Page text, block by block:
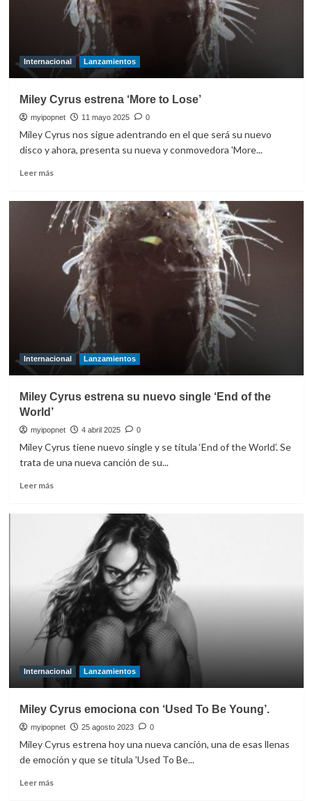
Beautiful’
Internacional Lanzamientos
Miley Cyrus estrena ‘More to Lose’
myipopnet 11 mayo 2025 0
Miley Cyrus nos sigue adentrando en el que será su nuevo
disco y ahora, presenta su nueva y conmovedora 'More...
Leer másLeer
Miley
Cyrus
estrena
‘More
Lose’
Internacional Lanzamientos
Miley Cyrus estrena su nuevo single ‘End of the
World’
myipopnet 4 abril 2025 0
Miley Cyrus tiene nuevo single y se titula ‘End of the World’. Se
trata de una nueva canción de su...
Leer másLeer
nuevo
single
‘End
of
the
World’
Internacional Lanzamientos
Miley Cyrus emociona con ‘Used To Be Young’.
myipopnet 25 agosto 2023 0
Miley Cyrus estrena hoy una nueva canción, una de esas llenas
de emoción y que se titula 'Used To Be...
Leer másLeer